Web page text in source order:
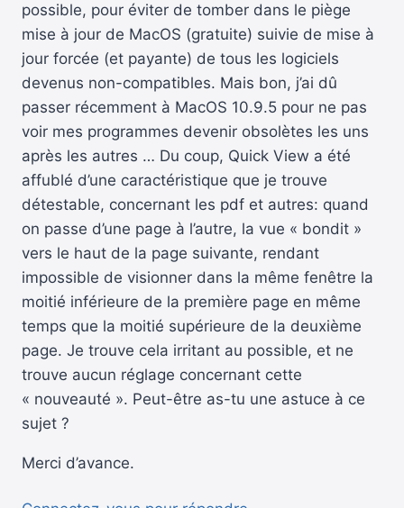
possible, pour éviter de tomber dans le piège
mise à jour de MacOS (gratuite) suivie de mise à
jour forcée (et payante) de tous les logiciels
devenus non-compatibles. Mais bon, j’ai dû
passer récemment à MacOS 10.9.5 pour ne pas
voir mes programmes devenir obsolètes les uns
après les autres … Du coup, Quick View a été
affublé d’une caractéristique que je trouve
détestable, concernant les pdf et autres: quand
on passe d’une page à l’autre, la vue « bondit »
vers le haut de la page suivante, rendant
impossible de visionner dans la même fenêtre la
moitié inférieure de la première page en même
temps que la moitié supérieure de la deuxième
page. Je trouve cela irritant au possible, et ne
trouve aucun réglage concernant cette
« nouveauté ». Peut-être as-tu une astuce à ce
sujet ?
Merci d’avance.